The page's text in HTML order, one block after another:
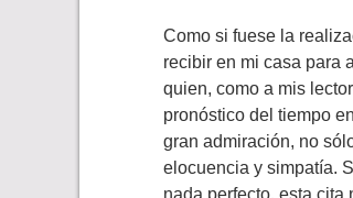
Como si fuese la
recibir en mi casa para
quien, como a mis
pronóstico del tiempo
gran admiración, no
elocuencia y simpatía.
nada perfecto, esta cita